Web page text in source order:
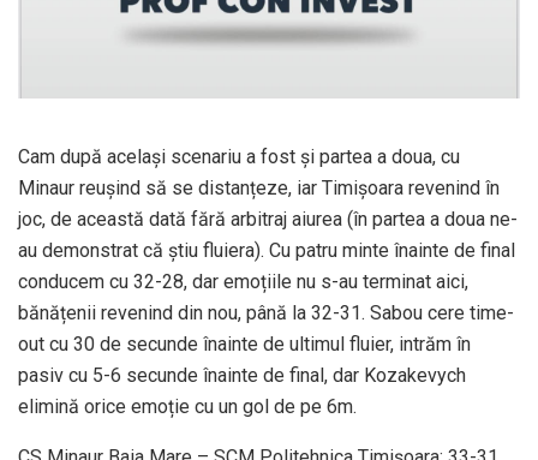
Cam după același scenariu a fost și partea a doua, cu
Minaur reușind să se distanțeze, iar Timișoara revenind în
joc, de această dată fără arbitraj aiurea (în partea a doua ne-
au demonstrat că știu fluiera). Cu patru minte înainte de final
conducem cu 32-28, dar emoțiile nu s-au terminat aici,
bănățenii revenind din nou, până la 32-31. Sabou cere time-
out cu 30 de secunde înainte de ultimul fluier, intrăm în
pasiv cu 5-6 secunde înainte de final, dar Kozakevych
elimină orice emoție cu un gol de pe 6m.